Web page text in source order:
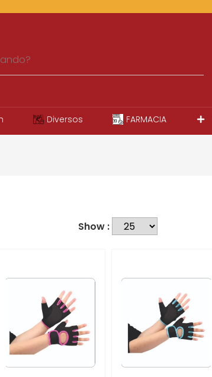
Diversos FARMACIA
Show :